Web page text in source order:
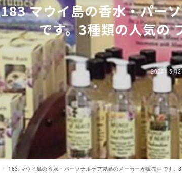
183 マウイ島の香水・パー
です。3種類の人気の
2024年5月
183 マウイ島の香水・パーソナルケア製品のメーカーが販売中です。